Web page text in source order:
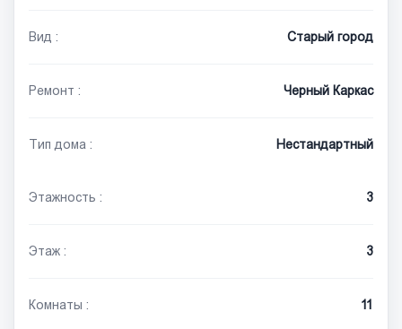
Вид : Старый город
Ремонт : Черный Каркас
Тип дома : Нестандартный
Этажность : 3
Этаж : 3
Комнаты : 11